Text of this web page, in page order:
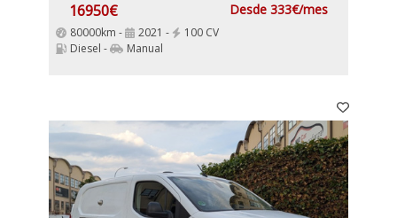
16950€ Desde 333€/mes
80000km - 2021 -
100 CV
Diesel -
Manual